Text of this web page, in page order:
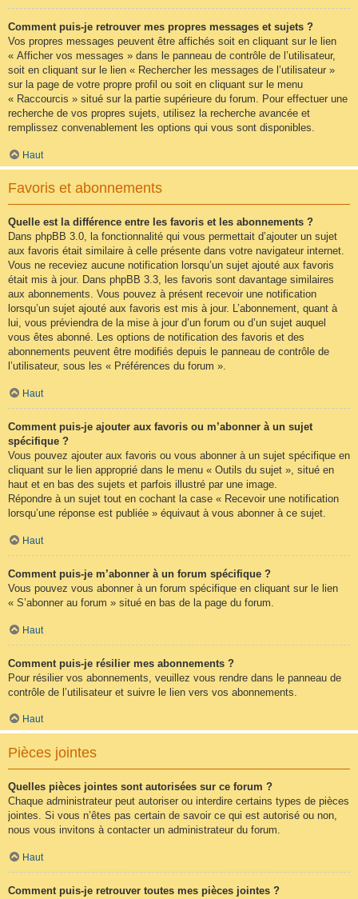
Comment puis-je retrouver mes propres messages et sujets ?
Vos propres messages peuvent être affichés soit en cliquant sur le lien
« Afficher vos messages » dans le panneau de contrôle de l’utilisateur,
soit en cliquant sur le lien « Rechercher les messages de l’utilisateur »
sur la page de votre propre profil ou soit en cliquant sur le menu
« Raccourcis » situé sur la partie supérieure du forum. Pour effectuer une
recherche de vos propres sujets, utilisez la recherche avancée et
remplissez convenablement les options qui vous sont disponibles.
Haut
Favoris et abonnements
Quelle est la différence entre les favoris et les abonnements ?
Dans phpBB 3.0, la fonctionnalité qui vous permettait d’ajouter un sujet
aux favoris était similaire à celle présente dans votre navigateur internet.
Vous ne receviez aucune notification lorsqu’un sujet ajouté aux favoris
était mis à jour. Dans phpBB 3.3, les favoris sont davantage similaires
aux abonnements. Vous pouvez à présent recevoir une notification
lorsqu’un sujet ajouté aux favoris est mis à jour. L’abonnement, quant à
lui, vous préviendra de la mise à jour d’un forum ou d’un sujet auquel
vous êtes abonné. Les options de notification des favoris et des
abonnements peuvent être modifiés depuis le panneau de contrôle de
l’utilisateur, sous les « Préférences du forum ».
Haut
Comment puis-je ajouter aux favoris ou m’abonner à un sujet
spécifique ?
Vous pouvez ajouter aux favoris ou vous abonner à un sujet spécifique en
cliquant sur le lien approprié dans le menu « Outils du sujet », situé en
haut et en bas des sujets et parfois illustré par une image.
Répondre à un sujet tout en cochant la case « Recevoir une notification
lorsqu’une réponse est publiée » équivaut à vous abonner à ce sujet.
Haut
Comment puis-je m’abonner à un forum spécifique ?
Vous pouvez vous abonner à un forum spécifique en cliquant sur le lien
« S’abonner au forum » situé en bas de la page du forum.
Haut
Comment puis-je résilier mes abonnements ?
Pour résilier vos abonnements, veuillez vous rendre dans le panneau de
contrôle de l’utilisateur et suivre le lien vers vos abonnements.
Haut
Pièces jointes
Quelles pièces jointes sont autorisées sur ce forum ?
Chaque administrateur peut autoriser ou interdire certains types de pièces
jointes. Si vous n’êtes pas certain de savoir ce qui est autorisé ou non,
nous vous invitons à contacter un administrateur du forum.
Haut
Comment puis-je retrouver toutes mes pièces jointes ?